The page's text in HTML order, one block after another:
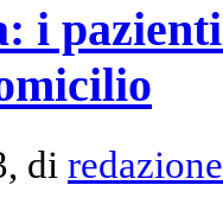
i
di redazione